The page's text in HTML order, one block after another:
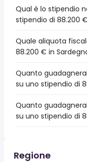
Qual è lo stipendio
stipendio di 88.200
Quale aliquota
88.200 € in
Quanto
su uno stipendio di
Quanto
su uno stipendio di
Regione